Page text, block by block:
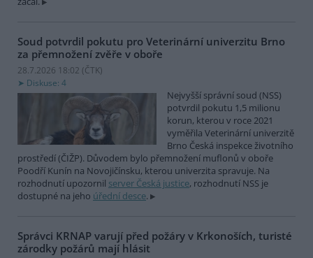
Soud potvrdil pokutu pro Veterinární univerzitu Brno
za přemnožení zvěře v oboře
28.7.2026 18:02 (ČTK)
Diskuse: 4
Nejvyšší správní soud (NSS)
potvrdil pokutu 1,5 milionu
korun, kterou v roce 2021
vyměřila Veterinární univerzitě
Brno Česká inspekce životního
prostředí (ČIŽP). Důvodem bylo přemnožení muflonů v oboře
Poodří Kunín na Novojičínsku, kterou univerzita spravuje. Na
rozhodnutí upozornil server Česká justice, rozhodnutí NSS je
dostupné na jeho úřední desce.
Správci KRNAP varují před požáry v Krkonoších, turisté
zárodky požárů mají hlásit